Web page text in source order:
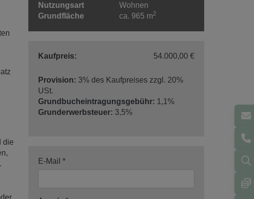
die
Nutzungsart
Wohnen
Grundfläche
ca. 965 m2
Kaufpreis: 54.000,00 €
Provision: 3% des Kaufpreises zzgl. 20%
USt.
Grundbucheintragungsgebühr: 1,1%
Grunderwerbsteuer: 3,5%
E-Mail